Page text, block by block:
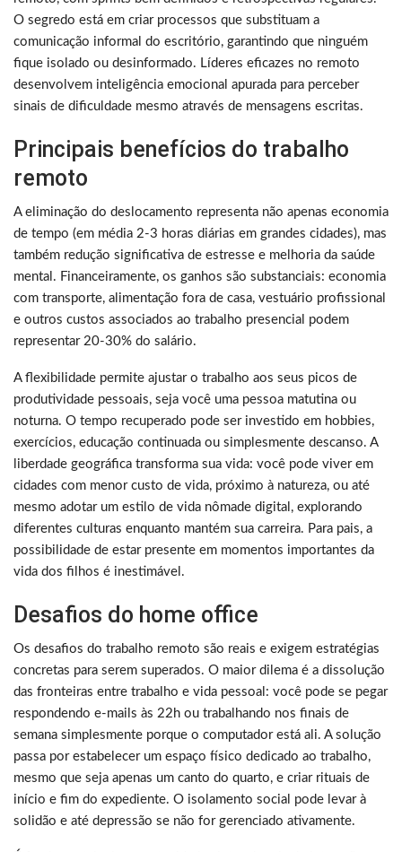
O segredo está em criar processos que substituam a
comunicação informal do escritório, garantindo que ninguém
fique isolado ou desinformado. Líderes eficazes no remoto
desenvolvem inteligência emocional apurada para perceber
sinais de dificuldade mesmo através de mensagens escritas.
Principais benefícios do trabalho
remoto
A eliminação do deslocamento representa não apenas economia
de tempo (em média 2-3 horas diárias em grandes cidades), mas
também redução significativa de estresse e melhoria da saúde
mental. Financeiramente, os ganhos são substanciais: economia
com transporte, alimentação fora de casa, vestuário profissional
e outros custos associados ao trabalho presencial podem
representar 20-30% do salário.
A flexibilidade permite ajustar o trabalho aos seus picos de
produtividade pessoais, seja você uma pessoa matutina ou
noturna. O tempo recuperado pode ser investido em hobbies,
exercícios, educação continuada ou simplesmente descanso. A
liberdade geográfica transforma sua vida: você pode viver em
cidades com menor custo de vida, próximo à natureza, ou até
mesmo adotar um estilo de vida nômade digital, explorando
diferentes culturas enquanto mantém sua carreira. Para pais, a
possibilidade de estar presente em momentos importantes da
vida dos filhos é inestimável.
Desafios do home office
Os desafios do trabalho remoto são reais e exigem estratégias
concretas para serem superados. O maior dilema é a dissolução
das fronteiras entre trabalho e vida pessoal: você pode se pegar
respondendo e-mails às 22h ou trabalhando nos finais de
semana simplesmente porque o computador está ali. A solução
passa por estabelecer um espaço físico dedicado ao trabalho,
mesmo que seja apenas um canto do quarto, e criar rituais de
início e fim do expediente. O isolamento social pode levar à
solidão e até depressão se não for gerenciado ativamente.